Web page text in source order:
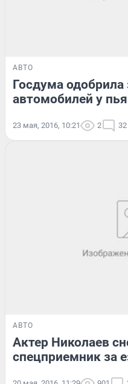
АВТО
Госдума
автомобилей у
23 мая, 2016, 10:21 2 32
АВТО
Актер Николаев
спецприемник за